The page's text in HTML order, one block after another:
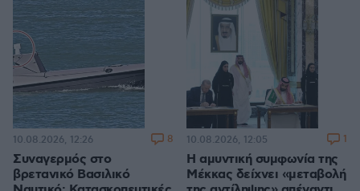
Συναγερμός στο
βρετανικό Βασιλικό
10.08.2026, 12:26 8
Η αμυντική συμφωνία της
Μέκκας δείχνει «μεταβολή
10.08.2026, 12:05 1